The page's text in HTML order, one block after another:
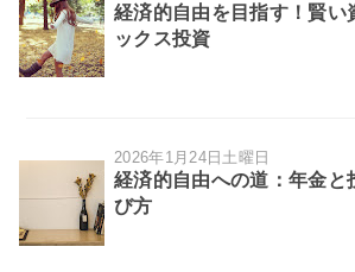
経済的自由を目指す！賢い
ックス投資
2026年1月24日土曜日
経済的自由への道：年金と
び方